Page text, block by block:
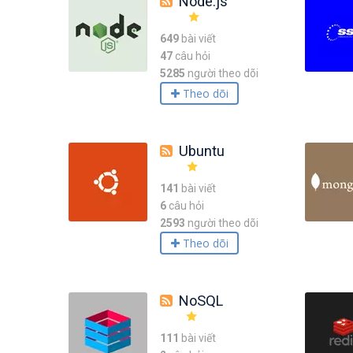
649 bài viết
47 câu hỏi
5285 người theo dõi
Theo dõi
Ubuntu
141 bài viết
6 câu hỏi
2593 người theo dõi
Theo dõi
NoSQL
111 bài viết